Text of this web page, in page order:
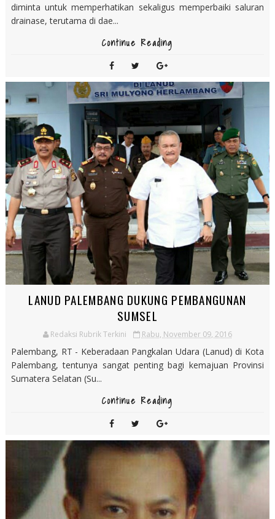
diminta untuk memperhatikan sekaligus memperbaiki saluran
drainase, terutama di dae...
Continue Reading
LANUD PALEMBANG DUKUNG PEMBANGUNAN
SUMSEL
Redaksi Rubrik Terkini Rabu, November 09, 2016
Palembang, RT - Keberadaan Pangkalan Udara (Lanud) di Kota
Palembang, tentunya sangat penting bagi kemajuan Provinsi
Sumatera Selatan (Su...
Continue Reading